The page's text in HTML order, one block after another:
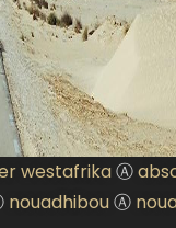
westafrikaⒶ
nouadhibouⒶ